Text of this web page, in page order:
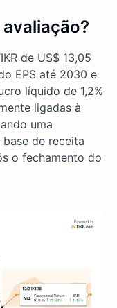
de US$ 13,05
EPS até 2030 e
líquido de 1,2%
ligadas à
uma
de receita
o fechamento do